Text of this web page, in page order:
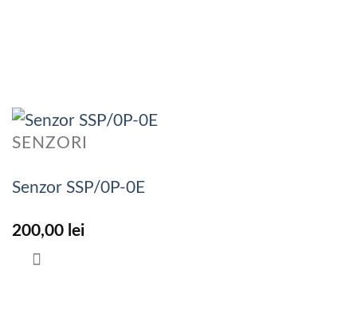
SENZORI
Senzor SSP/0P-0E
200,00 lei